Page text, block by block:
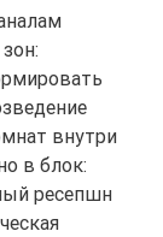
внутри
в блок:
ресепшн